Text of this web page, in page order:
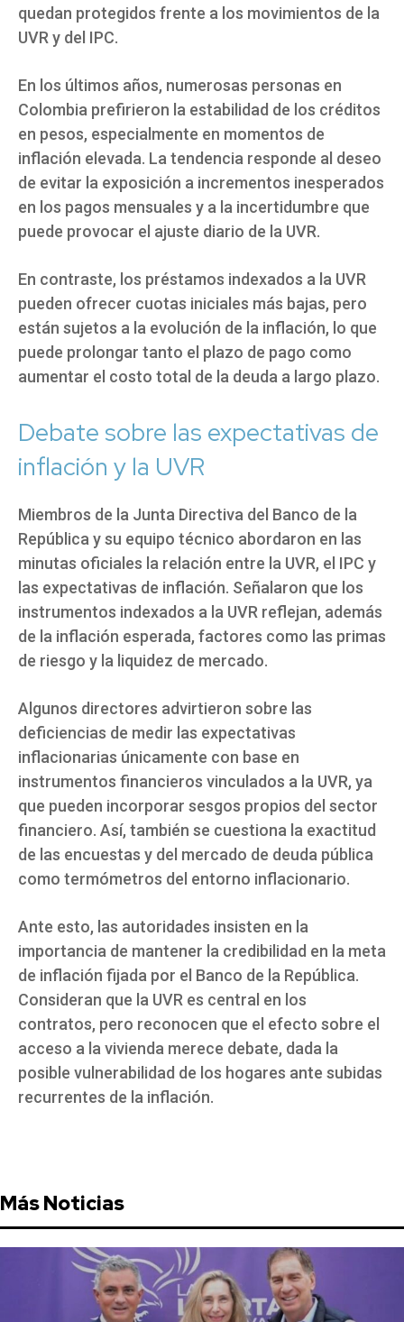
quedan protegidos frente a los movimientos de la
UVR y del IPC.
En los últimos años, numerosas personas en
Colombia prefirieron la estabilidad de los créditos
en pesos, especialmente en momentos de
inflación elevada. La tendencia responde al deseo
de evitar la exposición a incrementos inesperados
en los pagos mensuales y a la incertidumbre que
puede provocar el ajuste diario de la UVR.
En contraste, los préstamos indexados a la UVR
pueden ofrecer cuotas iniciales más bajas, pero
están sujetos a la evolución de la inflación, lo que
puede prolongar tanto el plazo de pago como
aumentar el costo total de la deuda a largo plazo.
Debate sobre las expectativas de
inflación y la UVR
Miembros de la Junta Directiva del Banco de la
República y su equipo técnico abordaron en las
minutas oficiales la relación entre la UVR, el IPC y
las expectativas de inflación. Señalaron que los
instrumentos indexados a la UVR reflejan, además
de la inflación esperada, factores como las primas
de riesgo y la liquidez de mercado.
Algunos directores advirtieron sobre las
deficiencias de medir las expectativas
inflacionarias únicamente con base en
instrumentos financieros vinculados a la UVR, ya
que pueden incorporar sesgos propios del sector
financiero. Así, también se cuestiona la exactitud
de las encuestas y del mercado de deuda pública
como termómetros del entorno inflacionario.
Ante esto, las autoridades insisten en la
importancia de mantener la credibilidad en la meta
de inflación fijada por el Banco de la República.
Consideran que la UVR es central en los
contratos, pero reconocen que el efecto sobre el
acceso a la vivienda merece debate, dada la
posible vulnerabilidad de los hogares ante subidas
recurrentes de la inflación.
Más Noticias